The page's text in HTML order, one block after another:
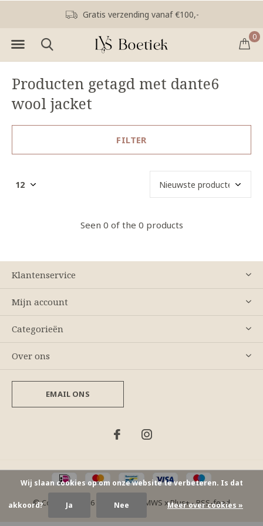
0
Gratis verzending vanaf €100,-
Producten getagd met dante6
wool jacket
FILTER
Seen 0 of the 0 products
Klantenservice
Mijn account
Categorieën
Over ons
EMAIL ONS
© Copyright 2026 - Theme By DMWS xPlus+-RSS-feed
Wij slaan cookies op om onze website te verbeteren. Is dat
akkoord? Ja Nee Meer over cookies »